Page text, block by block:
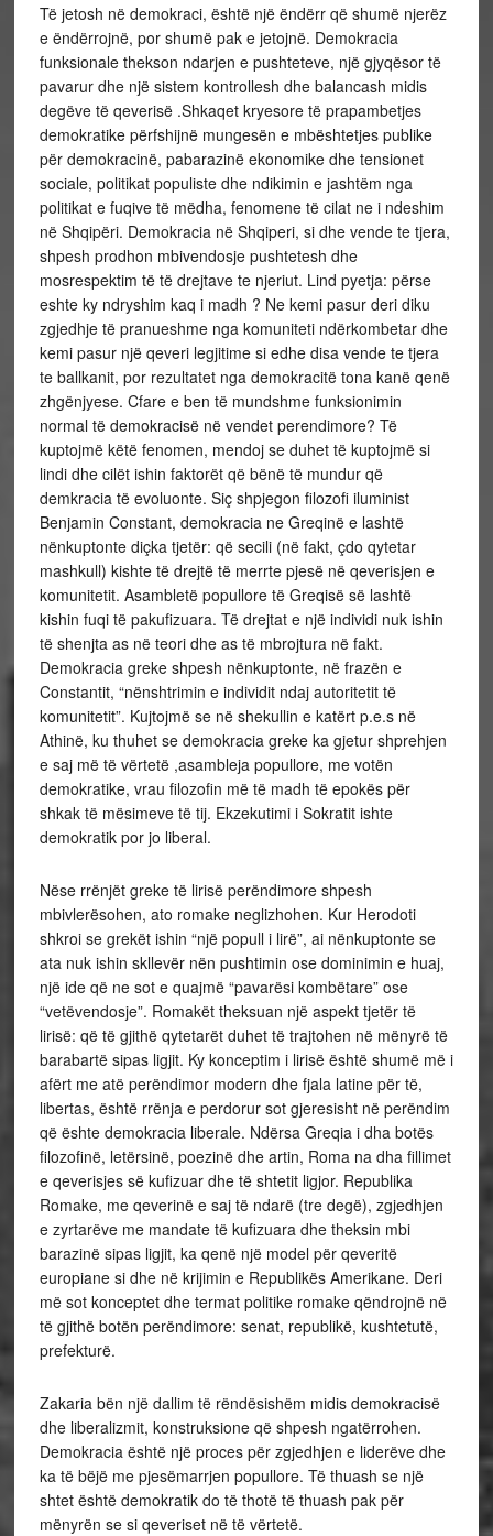
Të jetosh në demokraci, është një ëndërr që shumë njerëz
e ëndërrojnë, por shumë pak e jetojnë. Demokracia
funksionale thekson ndarjen e pushteteve, një gjyqësor të
pavarur dhe një sistem kontrollesh dhe balancash midis
degëve të qeverisë .Shkaqet kryesore të prapambetjes
demokratike përfshijnë mungesën e mbështetjes publike
për demokracinë, pabarazinë ekonomike dhe tensionet
sociale, politikat populiste dhe ndikimin e jashtëm nga
politikat e fuqive të mëdha, fenomene të cilat ne i ndeshim
në Shqipëri. Demokracia në Shqiperi, si dhe vende te tjera,
shpesh prodhon mbivendosje pushtetesh dhe
mosrespektim të të drejtave te njeriut. Lind pyetja: përse
eshte ky ndryshim kaq i madh ? Ne kemi pasur deri diku
zgjedhje të pranueshme nga komuniteti ndërkombetar dhe
kemi pasur një qeveri legjitime si edhe disa vende te tjera
te ballkanit, por rezultatet nga demokracitë tona kanë qenë
zhgënjyese. Cfare e ben të mundshme funksionimin
normal të demokracisë në vendet perendimore? Të
kuptojmë këtë fenomen, mendoj se duhet të kuptojmë si
lindi dhe cilët ishin faktorët që bënë të mundur që
demkracia të evoluonte. Siç shpjegon filozofi iluminist
Benjamin Constant, demokracia ne Greqinë e lashtë
nënkuptonte diçka tjetër: që secili (në fakt, çdo qytetar
mashkull) kishte të drejtë të merrte pjesë në qeverisjen e
komunitetit. Asambletë popullore të Greqisë së lashtë
kishin fuqi të pakufizuara. Të drejtat e një individi nuk ishin
të shenjta as në teori dhe as të mbrojtura në fakt.
Demokracia greke shpesh nënkuptonte, në frazën e
Constantit, “nënshtrimin e individit ndaj autoritetit të
komunitetit”. Kujtojmë se në shekullin e katërt p.e.s në
Athinë, ku thuhet se demokracia greke ka gjetur shprehjen
e saj më të vërtetë ,asambleja popullore, me votën
demokratike, vrau filozofin më të madh të epokës për
shkak të mësimeve të tij. Ekzekutimi i Sokratit ishte
demokratik por jo liberal.
Nëse rrënjët greke të lirisë perëndimore shpesh
mbivlerësohen, ato romake neglizhohen. Kur Herodoti
shkroi se grekët ishin “një popull i lirë”, ai nënkuptonte se
ata nuk ishin skllevër nën pushtimin ose dominimin e huaj,
një ide që ne sot e quajmë “pavarësi kombëtare” ose
“vetëvendosje”. Romakët theksuan një aspekt tjetër të
lirisë: që të gjithë qytetarët duhet të trajtohen në mënyrë të
barabartë sipas ligjit. Ky konceptim i lirisë është shumë më i
afërt me atë perëndimor modern dhe fjala latine për të,
libertas, është rrënja e perdorur sot gjeresisht në perëndim
që ështe demokracia liberale. Ndërsa Greqia i dha botës
filozofinë, letërsinë, poezinë dhe artin, Roma na dha fillimet
e qeverisjes së kufizuar dhe të shtetit ligjor. Republika
Romake, me qeverinë e saj të ndarë (tre degë), zgjedhjen
e zyrtarëve me mandate të kufizuara dhe theksin mbi
barazinë sipas ligjit, ka qenë një model për qeveritë
europiane si dhe në krijimin e Republikës Amerikane. Deri
më sot konceptet dhe termat politike romake qëndrojnë në
të gjithë botën perëndimore: senat, republikë, kushtetutë,
prefekturë.
Zakaria bën një dallim të rëndësishëm midis demokracisë
dhe liberalizmit, konstruksione që shpesh ngatërrohen.
Demokracia është një proces për zgjedhjen e liderëve dhe
ka të bëjë me pjesëmarrjen popullore. Të thuash se një
shtet është demokratik do të thotë të thuash pak për
mënyrën se si qeveriset në të vërtetë.